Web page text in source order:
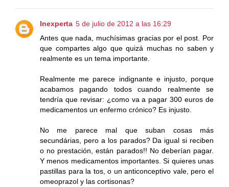
Inexperta 5 de julio de 2012 a las 16:29
Antes que nada, muchísimas gracias por el post. Por
que compartes algo que quizá muchas no saben y
realmente es un tema importante.
Realmente me parece indignante e injusto, porque
acabamos pagando todos cuando realmente se
tendría que revisar: ¿como va a pagar 300 euros de
medicamentos un enfermo crónico? Es injusto.
No me parece mal que suban cosas más
secundárias, pero a los parados? Da igual si reciben
o no prestación, están parados!! No deberían pagar.
Y menos medicamentos importantes. Si quieres unas
pastillas para la tos, o un anticonceptivo vale, pero el
omeoprazol y las cortisonas?